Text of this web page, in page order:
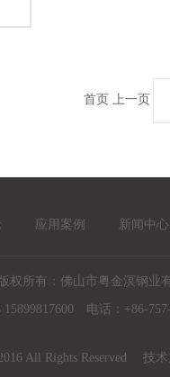
首页 上一页
应用案例 新闻中心
版权所有：佛山市粤金溟钢业
电话：+86-
All Rights Reserved 技